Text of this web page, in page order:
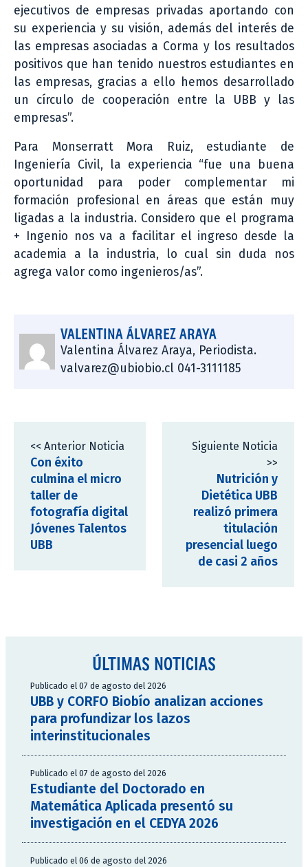
ejecutivos de empresas privadas aportando con
su experiencia y su visión, además del interés de
las empresas asociadas a Corma y los resultados
positivos que han tenido nuestros estudiantes en
las empresas, gracias a ello hemos desarrollado
un círculo de cooperación entre la UBB y las
empresas”.
Para Monserratt Mora Ruiz, estudiante de
Ingeniería Civil, la experiencia “fue una buena
oportunidad para poder complementar mi
formación profesional en áreas que están muy
ligadas a la industria. Considero que el programa
+ Ingenio nos va a facilitar el ingreso desde la
academia a la industria, lo cual sin duda nos
agrega valor como ingenieros/as”.
VALENTINA ÁLVAREZ ARAYA
Valentina Álvarez Araya, Periodista.
valvarez@ubiobio.cl 041-3111185
<< Anterior Noticia
Con éxito
culmina el micro
taller de
fotografía digital
Jóvenes Talentos
UBB
Siguiente Noticia
>>
Nutrición y
Dietética UBB
realizó primera
titulación
presencial luego
de casi 2 años
ÚLTIMAS NOTICIAS
Publicado el 07 de agosto del 2026
UBB y CORFO Biobío analizan acciones
para profundizar los lazos
interinstitucionales
Publicado el 07 de agosto del 2026
Estudiante del Doctorado en
Matemática Aplicada presentó su
investigación en el CEDYA 2026
Publicado el 06 de agosto del 2026